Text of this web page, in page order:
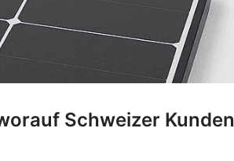
Schweizer Kunden